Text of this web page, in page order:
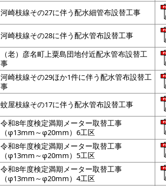
河崎枝線その27に伴う配水細管布設替工事
河崎枝線その28に伴う配水管布設替工事
（老）彦名町上粟島団地付近配水管布設替工
事
河崎枝線その29ほか1件に伴う配水管布設替工
事
蚊屋枝線その17に伴う配水管布設替工事
令和8年度検定満期メーター取替工事
（φ13mm～φ20mm）6工区
令和8年度検定満期メーター取替工事
（φ13mm～φ20mm）5工区
令和8年度検定満期メーター取替工事
（φ13mm～φ20mm）4工区